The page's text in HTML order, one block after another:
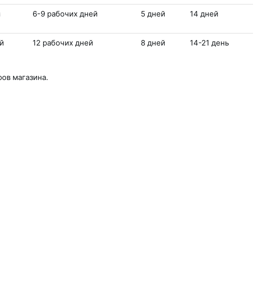
6-9 рабочих дней 5 дней 14 дней
12 рабочих дней 8 дней 14-21 день
магазина.